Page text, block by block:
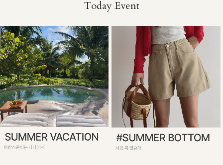
Today Event